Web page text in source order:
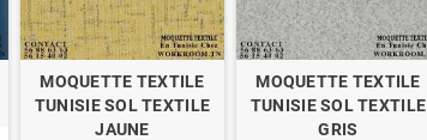
MOQUETTE TEXTILE
TUNISIE SOL TEXTILE
JAUNE
MOQUETTE TEXTILE
TUNISIE SOL TEXTILE
GRIS